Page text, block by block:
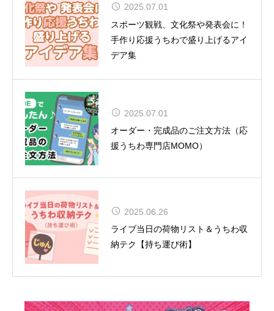
2025.07.01
スポーツ観戦、文化祭や発表会に！
手作り応援うちわで盛り上げるアイ
デア集
2025.07.01
オーダー・完成品のご注文方法（応
援うちわ専門店MOMO）
2025.06.26
ライブ当日の荷物リスト＆うちわ収
納テク【持ち運び術】
CUTIE STREET 初の全国ツアー12
都市15公演
夏uuu祭（なつまつり）開催
松田聖子、通算54作目のアルバムが
TOP10入り！女性歴代1位タイの快
挙達成